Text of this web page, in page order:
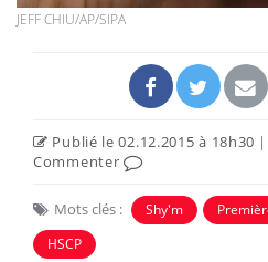
JEFF CHIU/AP/SIPA
Publié le 02.12.2015 à 18h30
Commenter
Mots clés : Shy'm
HSCP